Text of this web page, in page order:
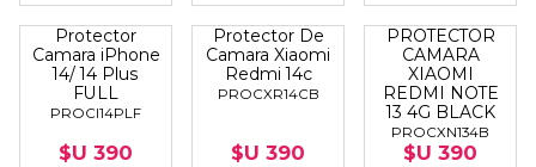
Protector
Camara iPhone
14/ 14 Plus
FULL
PROCI14PLF
$U 390
Protector De
Camara Xiaomi
Redmi 14c
PROCXR14CB
$U 390
PROTECTOR
CAMARA
XIAOMI
REDMI NOTE
13 4G BLACK
PROCXN134B
$U 390